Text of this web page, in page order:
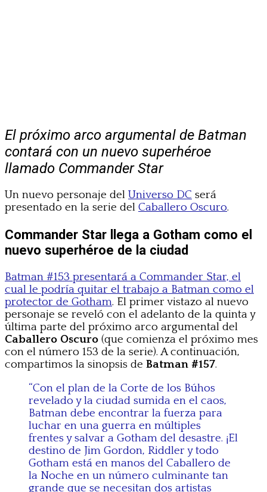
El próximo arco argumental de Batman
contará con un nuevo superhéroe
llamado Commander Star
Un nuevo personaje del Universo DC será
presentado en la serie del Caballero Oscuro.
Commander Star llega a Gotham como el
nuevo superhéroe de la ciudad
Batman #153 presentará a Commander Star, el
cual le podría quitar el trabajo a Batman como el
protector de Gotham. El primer vistazo al nuevo
personaje se reveló con el adelanto de la quinta y
última parte del próximo arco argumental del
Caballero Oscuro (que comienza el próximo mes
con el número 153 de la serie). A continuación,
compartimos la sinopsis de Batman #157.
“Con el plan de la Corte de los Búhos
revelado y la ciudad sumida en el caos,
Batman debe encontrar la fuerza para
luchar en una guerra en múltiples
frentes y salvar a Gotham del desastre. ¡El
destino de Jim Gordon, Riddler y todo
Gotham está en manos del Caballero de
la Noche en un número culminante tan
grande que se necesitan dos artistas